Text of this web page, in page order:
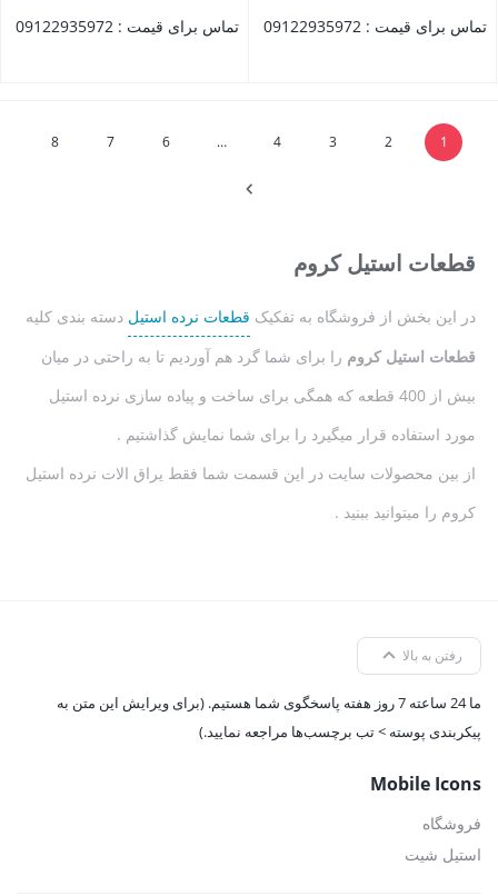
تماس برای قیمت : 09122935972 تماس برای قیمت : 09122935972
1
2
3
4
…
6
7
8
قطعات استیل کروم
در این بخش از فروشگاه به تفکیک قطعات نرده استیل دسته بندی کلیه
قطعات استیل کروم را برای شما گرد هم آوردیم تا به راحتی در میان
بیش از 400 قطعه که همگی برای ساخت و پیاده سازی نرده استیل
مورد استفاده قرار میگیرد را برای شما نمایش گذاشتیم .
از بین محصولات سایت در این قسمت شما فقط یراق الات نرده استیل
کروم را میتوانید ببنید .
رفتن به بالا
ما 24 ساعته 7 روز هفته پاسخگوی شما هستیم. (برای ویرایش این متن به
پیکربندی پوسته > تب برچسب‌ها مراجعه نمایید.)
Mobile Icons
فروشگاه
استیل شیت